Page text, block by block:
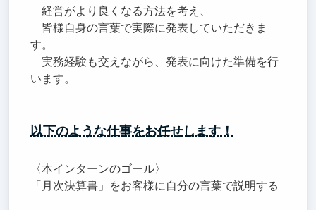
経営がより良くなる方法を考え、
皆様自身の言葉で実際に発表していただきま
す。
実務経験も交えながら、発表に向けた準備を行
います。
以下のような仕事をお任せします！
〈本インターンのゴール〉
「月次決算書」をお客様に自分の言葉で説明する